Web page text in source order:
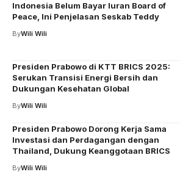
Indonesia Belum Bayar Iuran Board of
Peace, Ini Penjelasan Seskab Teddy
ByWili Wili
Presiden Prabowo di KTT BRICS 2025:
Serukan Transisi Energi Bersih dan
Dukungan Kesehatan Global
ByWili Wili
Presiden Prabowo Dorong Kerja Sama
Investasi dan Perdagangan dengan
Thailand, Dukung Keanggotaan BRICS
ByWili Wili